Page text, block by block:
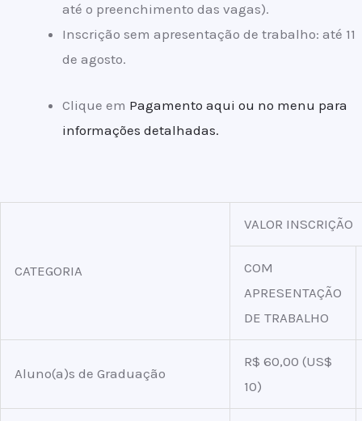
até o preenchimento das vagas).
Inscrição sem apresentação de trabalho: até 11
de agosto.
Clique em Pagamento aqui ou no menu para
informações detalhadas.
CATEGORIA
VALOR INSCRIÇÃO
COM
APRESENTAÇÃO
DE TRABALHO
Aluno(a)s de Graduação
R$ 60,00 (US$
10)